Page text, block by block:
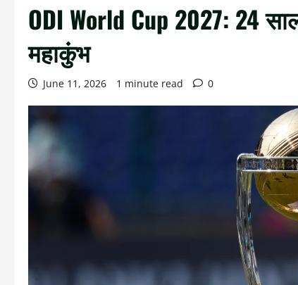
ODI World Cup 2027: 24
महाकुंभ
June 11, 2026 1 minute read 0